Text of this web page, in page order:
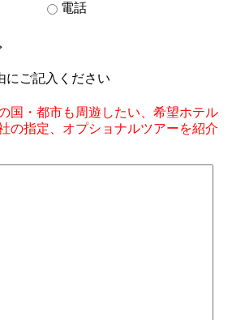
電話
にご記入ください
国・都市も周遊したい、希望ホテル
の指定、オプショナルツアーを紹介